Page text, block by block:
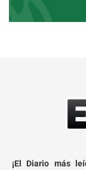
¡El Diario más